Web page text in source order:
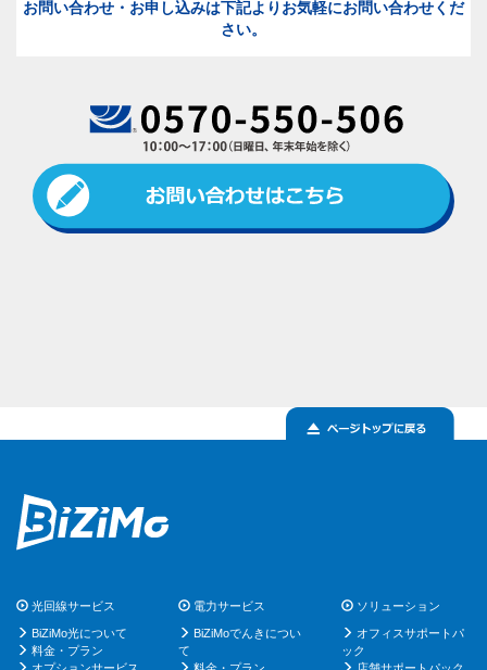
お問い合わせ・お申し込みは下記よりお気軽にお問い合わせくだ
さい。
光回線サービス
BiZiMo光について
料金・プラン
電力サービス
BiZiMoでんきについ
て
ソリューション
オフィスサポートパ
ック